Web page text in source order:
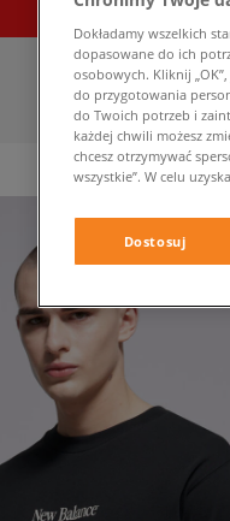
Dokładamy wszelkich
dopasowane do ich
osobowych. Kliknij
do przygotowania
do Twoich potrzeb i
każdej chwili możesz
chcesz otrzymywać
wszystkie”. W celu
Dostosuj